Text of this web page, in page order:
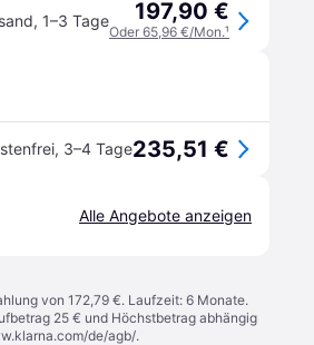
, 1–3 Tage 197,90 €
Oder 65,96 €/Mon.¹
, 3–4 Tage235,51 €
Alle Angebote anzeigen
von 172,79 €. Laufzeit: 6 Monate.
25 € und Höchstbetrag abhängig
de/agb/.